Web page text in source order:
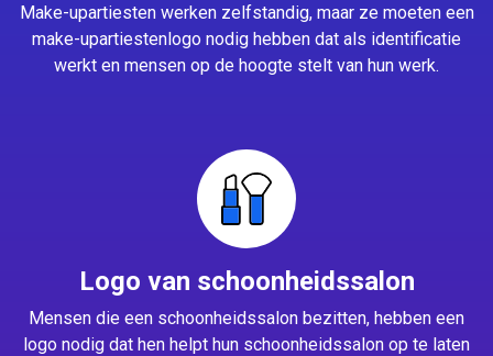
Make-upartiesten werken zelfstandig, maar ze moeten een
make-upartiestenlogo nodig hebben dat als identificatie
werkt en mensen op de hoogte stelt van hun werk.
Logo van schoonheidssalon
Mensen die een schoonheidssalon bezitten, hebben een
logo nodig dat hen helpt hun schoonheidssalon op te laten